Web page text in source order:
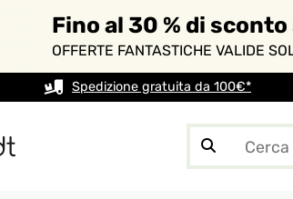
Fino al 30 % di
OFFERTE FANTASTICHE VALIDE
Spedizione gratuita da 100€*